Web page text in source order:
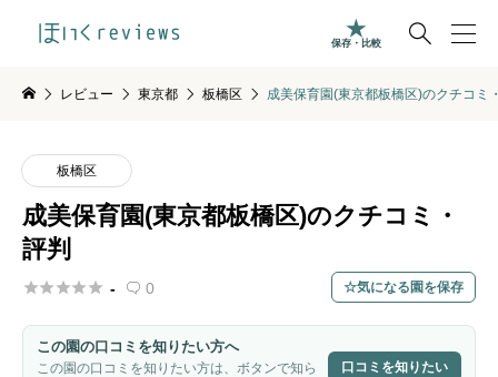

保存・比較
レビュー 東京都 板橋区 成美保育園(東京都板橋区)のクチコミ
板橋区
成美保育園(東京都板橋区)のクチコミ・
評判
 -  0 気になる園を保存
この園の口コミを知りたい方へ
この園の口コミを知りたい方は、ボタンで知ら
口コミを知りたい